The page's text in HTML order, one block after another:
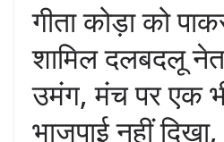
गीता कोड़ा को
शामिल दलबदलू
उमंग, मंच पर एक
भाजपाई नहीं